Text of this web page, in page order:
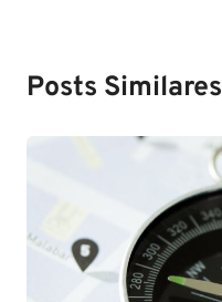
Posts Similares